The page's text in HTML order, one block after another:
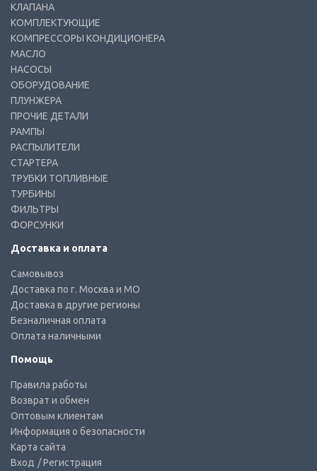
КЛАПАНА
КОМПЛЕКТУЮЩИЕ
КОМПРЕССОРЫ КОНДИЦИОНЕРА
МАСЛО
НАСОСЫ
ОБОРУДОВАНИЕ
ПЛУНЖЕРА
ПРОЧИЕ ДЕТАЛИ
РАМПЫ
РАСПЫЛИТЕЛИ
СТАРТЕРА
ТРУБКИ ТОПЛИВНЫЕ
ТУРБИНЫ
ФИЛЬТРЫ
ФОРСУНКИ
Доставка и оплата
Самовывоз
Доставка по г. Москва и МО
Доставка в другие регионы
Безналичная оплата
Оплата наличными
Помощь
Правила работы
Возврат и обмен
Оптовым клиентам
Информация о безопасности
Карта сайта
Вход / Регистрация